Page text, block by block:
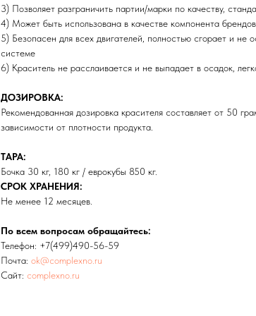
3) Позволяет разграничить партии/марки по качеству,
4) Может быть использована в качестве компонента
5) Безопасен для всех двигателей, полностью сгорает и не
системе
6) Краситель не расслаивается и не выпадает в осадок,
ДОЗИРОВКА:
Рекомендованная дозировка красителя составляет от 50
зависимости от плотности продукта.
ТАРА:
Бочка 30 кг, 180 кг / еврокубы 850 кг.
СРОК ХРАНЕНИЯ:
Не менее 12 месяцев.
По всем вопросам обращайтесь:
Телефон: +7(499)490-56-59
Почта: ok@complexno.ru
Сайт: complexno.ru